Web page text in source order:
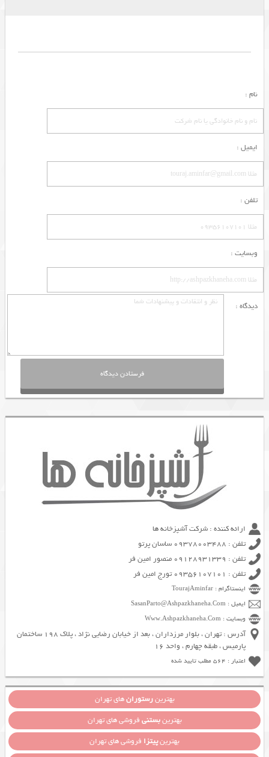
نام :
ایمیل :
تلفن :
وبسایت :
دیدگاه :
ارائه کننده : شرکت آشپزخانه ها
تلفن : 09378003488 ساسان پرتو
تلفن : 09128931339 منصور امین فر
تلفن : 09356107101 تورج امین فر
اینستاگرام : TourajAminfar
ایمیل : SasanParto@Ashpazkhaneha.Com
وبسایت : Www.Ashpazkhaneha.Com
آدرس : تهران ، بلوار مرزداران ، بعد از خیابان رضایی نژاد ، پلاک 198 ساختمان
پارمیس ، طبقه چهارم ، واحد 16
اعتبار : 564 مطلب تایید شده
بهترینرستورانهای تهران
بهترینبستنی فروشی های تهران
بهترینپیتزا فروشی های تهران